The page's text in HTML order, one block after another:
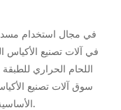
في مجال استخدام
في آلات تصنيع الأكياس
اللحام الحراري
سوق آلات تصنيع
الأساسية، ويُشكّل اللحام الحراري عنصرًا حاسمًا فيهما.